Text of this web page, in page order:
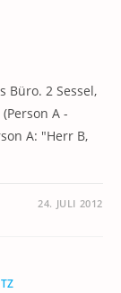
Büro. 2 Sessel,
A -
A: "Herr B,
24. JULI 2012